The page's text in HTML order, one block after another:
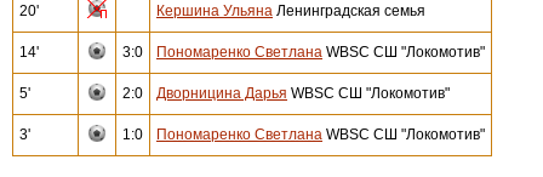
20' Кершина Ульяна Ленинградская семья
14' 3:0 Пономаренко Светлана WBSC СШ "Локомотив"
5' 2:0 Дворницина Дарья WBSC СШ "Локомотив"
3' 1:0 Пономаренко Светлана WBSC СШ "Локомотив"